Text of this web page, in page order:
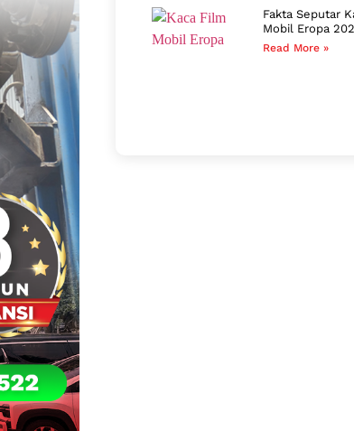
Fakta Seputar
Mobil Eropa
Read More »